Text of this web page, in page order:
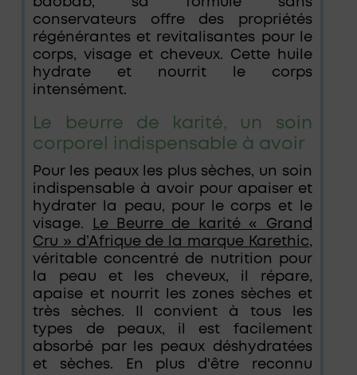
conservateurs offre des propriétés
régénérantes et revitalisantes pour le
corps, visage et cheveux. Cette huile
hydrate et nourrit le corps
intensément.
Le beurre de karité, un soin
corporel indispensable à avoir
Pour les peaux les plus sèches, un soin
indispensable à avoir pour apaiser et
hydrater la peau, pour le corps et le
visage.
Le Beurre de karité « Grand
Cru » d’Afrique de la marque Karethic,
véritable concentré de nutrition pour
la peau et les cheveux, il répare,
apaise et nourrit les zones sèches et
très sèches. Il convient à tous les
types de peaux, il est facilement
absorbé par les peaux déshydratées
et sèches. En plus d'être reconnu